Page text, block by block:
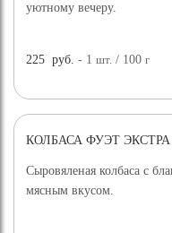
уютному вечеру.
225 руб. - 1шт. / 100г
КОЛБАСА ФУЭТ ЭКСТРА
Сыровяленая колбаса с
мясным вкусом.